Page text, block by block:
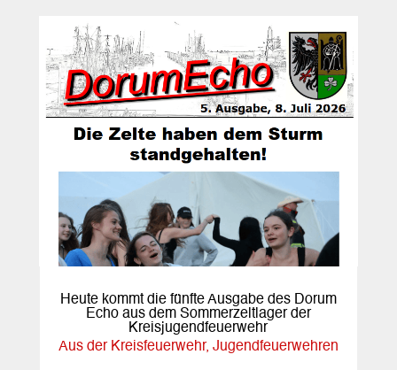
Heute kommt die fünfte Ausgabe des Dorum
Echo aus dem Sommerzeltlager der
Kreisjugendfeuerwehr
Aus der Kreisfeuerwehr, Jugendfeuerwehren